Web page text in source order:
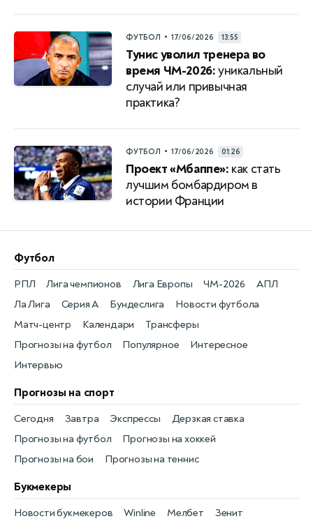
ФУТБОЛ • 17/06/2026 13:55
Тунис уволил тренера во
время ЧМ-2026:уникальный
случай или привычная
практика?
ФУТБОЛ • 17/06/2026 01:26
Проект «Мбаппе»: как стать
лучшим бомбардиром в
истории Франции
Футбол
Новости футбола
РПЛ
Матч-центр
Лига чемпионов
Календари
Лига Европы
Трансферы
ЧМ-2026
Прогнозы на футбол
АПЛ
Популярное
Ла Лига
Интересное
Серия А
Интервью
Бундеслига
Прогнозы на спорт
Прогнозы на футбол
Сегодня
Прогнозы на хоккей
Завтра
Прогнозы на бои
Экспрессы
Прогнозы на теннис
Дерзкая ставка
Букмекеры
Новости букмекеров
Winline
Мелбет
Зенит